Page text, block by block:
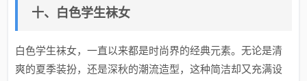
十、白色学生袜女
白色学生袜女，一直以来都是时尚界的经典元素。无论是清
爽的夏季装扮，还是深秋的潮流造型，这种简洁却又充满设